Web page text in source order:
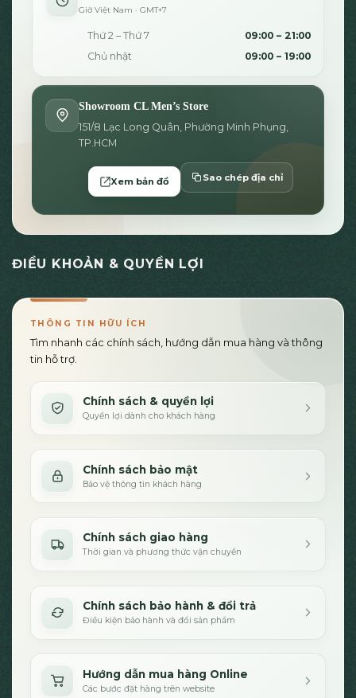
Giờ Việt Nam · GMT+7
Thứ 2 – Thứ 7
09:00 – 21:00
Chủ nhật
09:00 – 19:00
Showroom CL Men’s Store
151/8 Lạc Long Quân, Phường Minh Phụng,
TP.HCM
Xem bản đồ Sao chép địa chỉ
ĐIỀU KHOẢN & QUYỀN LỢI
THÔNG TIN HỮU ÍCH
Tìm nhanh các chính sách, hướng dẫn mua hàng và thông
tin hỗ trợ.
Chính sách & quyền lợi
Quyền lợi dành cho khách hàng
Chính sách bảo mật
Bảo vệ thông tin khách hàng
Chính sách giao hàng
Thời gian và phương thức vận chuyển
Chính sách bảo hành & đổi trả
Điều kiện bảo hành và đổi sản phẩm
Hướng dẫn mua hàng Online
Các bước đặt hàng trên website